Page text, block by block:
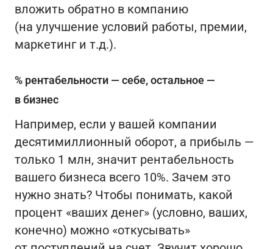
вложить обратно в компанию
(на улучшение условий работы, премии,
маркетинг и т.д.).
% рентабельности — себе, остальное —
в бизнес
Например, если у вашей компании
десятимиллионный оборот, а прибыль —
только 1 млн, значит рентабельность
вашего бизнеса всего 10%. Зачем это
нужно знать? Чтобы понимать, какой
процент «ваших денег» (условно, ваших,
конечно) можно «откусывать»